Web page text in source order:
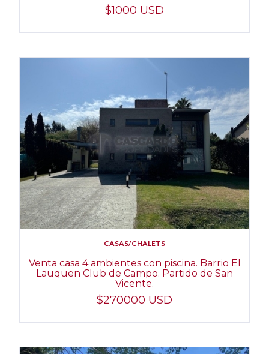
$1000 USD
CASAS/CHALETS
Venta casa 4 ambientes con piscina. Barrio El
Lauquen Club de Campo. Partido de San
Vicente.
$270000 USD